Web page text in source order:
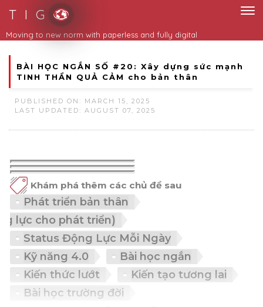
T I G
Moving to new norm with paperless and fully digital
BÀI HỌC NGẮN SỐ #20: Xây dựng sức mạnh
TINH THẦN QUẢ CẢM cho bản thân
PUBLISHED ON: MARCH 15, 2025
LAST UPDATED: AUGUST 07, 2025
Khám phá thêm các chủ đề sau
Phát triển bản thân
lực cho phát triển)
Status Động Lực Mỗi Ngày
Kỹ năng 4.0
Bài học ngắn
Kiến thức lướt
Kiến tạo tương lai
Bài học trường đời